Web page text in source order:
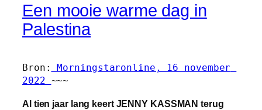
Een mooie warme dag in
Palestina
Bron:
Morningstaronline, 16 november
2022 ~~~
Al tien jaar lang keert JENNY KASSMAN terug